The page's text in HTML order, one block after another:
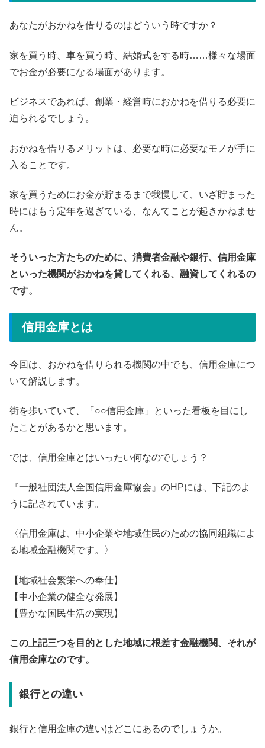
あなたがおかねを借りるのはどういう時ですか？
家を買う時、車を買う時、結婚式をする時……様々な場面
でお金が必要になる場面があります。
ビジネスであれば、創業・経営時におかねを借りる必要に
迫られるでしょう。
おかねを借りるメリットは、必要な時に必要なモノが手に
入ることです。
家を買うためにお金が貯まるまで我慢して、いざ貯まった
時にはもう定年を過ぎている、なんてことが起きかねませ
ん。
そういった方たちのために、消費者金融や銀行、信用金庫
といった機関がおかねを貸してくれる、融資してくれるの
です。
信用金庫とは
今回は、おかねを借りられる機関の中でも、信用金庫につ
いて解説します。
街を歩いていて、「○○信用金庫」といった看板を目にし
たことがあるかと思います。
では、信用金庫とはいったい何なのでしょう？
『一般社団法人全国信用金庫協会』のHPには、下記のよ
うに記されています。
〈信用金庫は、中小企業や地域住民のための協同組織によ
る地域金融機関です。〉
【地域社会繁栄への奉仕】
【中小企業の健全な発展】
【豊かな国民生活の実現】
この上記三つを目的とした地域に根差す金融機関、それが
信用金庫なのです。
銀行との違い
銀行と信用金庫の違いはどこにあるのでしょうか。